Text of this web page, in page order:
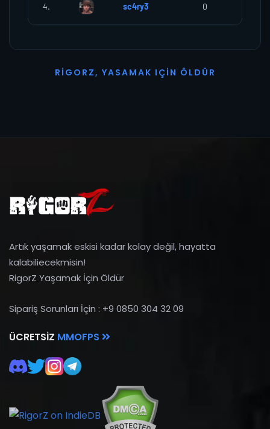
4. sc4ry3 0
R I G O R Z, YASAMAK I ÇI N Ö L D Ü R
Artık yaşamak eskisi kadar kolay değil, hayatta
kalabiliecekmisin!
RigorZ Yaşamak İçin Öldür
Sipariş Sorunları İçin : +9 0850 304 32 09
ÜCRETSIZ MMOFPS